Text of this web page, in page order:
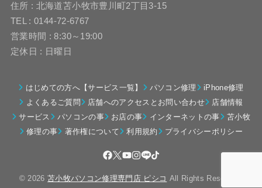
住所 : 北海道苫小牧市豊川町2丁目3-15
TEL : 0144-72-6767
営業時間 : 8:30～19:00
定休日 : 日曜日
はじめての方へ【サービス一覧】 パソコン修理
iPhone修理
よくあるご質問
店舗へのアクセスとお問い合わせ
店舗情報
サービス
パソコンの事 お店の事 インターネットの事
苫小牧
修理の事
著作権について 利用規約 プライバシーポリシー
© 2026苫小牧パソコン修理専門店 ピシコ All Rights Reserved.